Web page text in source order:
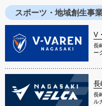
スポーツ・地域創生事
V
長
ー
長
長
ル